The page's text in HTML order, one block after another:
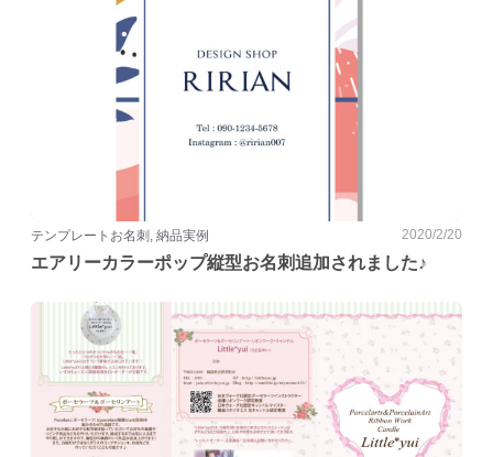
テンプレートお名刺, 納品実例 2020/2/20
エアリーカラーポップ縦型お名刺追加されました♪